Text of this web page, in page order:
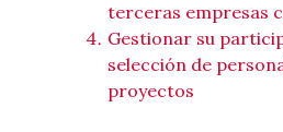
terceras empresas
Gestionar su
selección de
proyectos